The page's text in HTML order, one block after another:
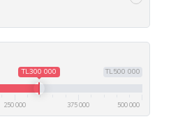
TL500 000
TL300 000
250 000 375 000 500 000